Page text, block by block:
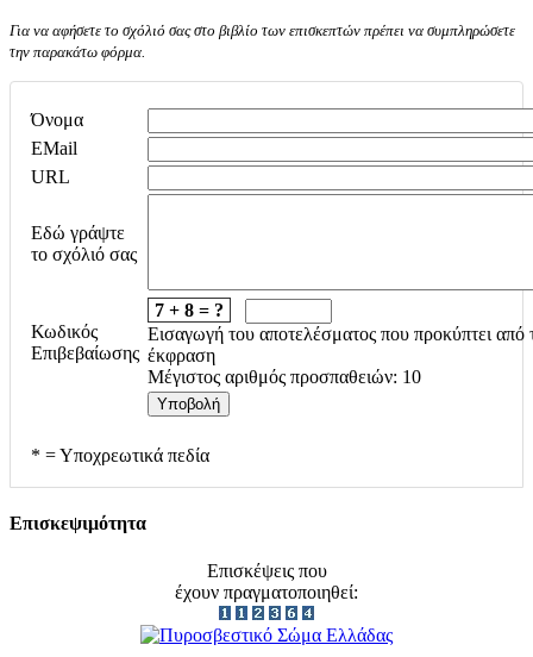
Για να αφήσετε το σχόλιό σας στο βιβλίο των επισκεπτών πρέπει να συμπληρώσετε
την παρακάτω φόρμα.
Όνομα
EMail
URL
Εδώ γράψτε
το σχόλιό σας
Κωδικός
Επιβεβαίωσης
7 + 8 = ?
Εισαγωγή του αποτελέσματος που προκύπτει από
έκφραση
Μέγιστος αριθμός προσπαθειών: 10
* = Υποχρεωτικά πεδία
Επισκεψιμότητα
Επισκέψεις που
έχουν πραγματοποιηθεί: